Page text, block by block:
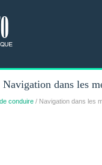
dans les
conduire/ Navigation dans les